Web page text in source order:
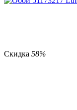
Скидка 58%